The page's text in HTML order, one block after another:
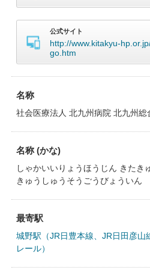
公式サイト
http://www.kitakyu-
go.htm
名称
社会医療法人 北九州病院 北九州総
名称 (かな)
しゃかいいりょうほうじん きたき
きゅうしゅうそうごうびょういん
最寄駅
城野駅（JR日豊本線、JR日田彦山
レール）